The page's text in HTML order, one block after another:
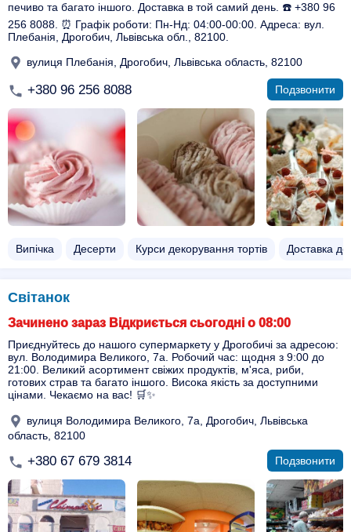
печиво та багато іншого. Доставка в той самий день. ☎️ +380 96
256 8088. ⏰ Графік роботи: Пн-Нд: 04:00-00:00. Адреса: вул.
Плебанія, Дрогобич, Львівська обл., 82100.
вулиця Плебанія, Дрогобич, Львівська область, 82100
+380 96 256 8088 Подзвонити
Випічка Десерти Курси декорування тортів Доставка
Світанок
Зачинено зараз Відкриється сьогодні о 08:00
Приєднуйтесь до нашого супермаркету у Дрогобичі за адресою:
вул. Володимира Великого, 7а. Робочий час: щодня з 9:00 до
21:00. Великий асортимент свіжих продуктів, м'яса, риби,
готових страв та багато іншого. Висока якість за доступними
цінами. Чекаємо на вас! 🛒✨
вулиця Володимира Великого, 7а, Дрогобич, Львівська
область, 82100
+380 67 679 3814 Подзвонити